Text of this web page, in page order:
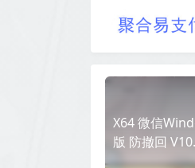
X64 微信
版 防撤回